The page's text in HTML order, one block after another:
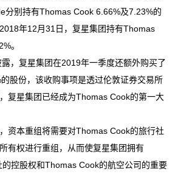
分别持有Thomas Cook 6.66%及7.23%的
年12月31日，复星集团持有Thomas
。
，复星集团在2019年一季度还额外购买了
股份，该收购事项是透过伦敦证券交易所
复星集团已经成为Thomas Cook的第一大
资本重组将需要对Thomas Cook的旅行社
有权进行重组，从而使复星集团拥有
控股权和Thomas Cook的航空公司的重要